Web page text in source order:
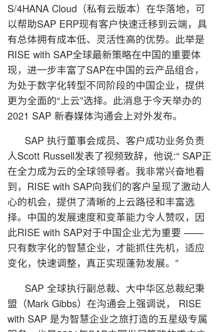
S/4HANA Cloud（私有云版本）在华落地，可
以帮助SAP ERP现有客户快速迁移到云端，具
有总体拥有成本低、灵活性高的优势。此举是
RISE with SAP全球最新策略在中国的重要体
现，进一步丰富了SAP在中国的云产品组合，
为处于数字化转型不同阶段的中国企业，提供
更为全面的“上云”选择。此消息于今天举办的
2021 SAP 新春媒体沟通会上对外发布。
SAP 执行董事会成员、客户成功业务负责
人Scott Russell发表了视频致辞，他说:“ SAP正
在全力成为云的全球领导者。我非常兴奋地看
到，RISE with SAP向我们的客户呈现了激动人
心的机会，提供了清晰的上云路径和丰富选
择。中国的发展速度和变革能力令人赞叹，因
此RISE with SAP对于中国企业尤为重要 ——
只有数字化的智慧企业，才能抓住先机，适应
变化，快速调整，真正实现蓬勃发展。”
SAP 全球执行副总裁、大中华区总裁纪秉
盟（Mark Gibbs）在沟通会上强调说， RISE
with SAP 是为智慧企业之旅打造的五星级专属